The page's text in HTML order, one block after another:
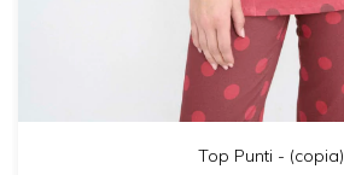
Top Punti - (copia)